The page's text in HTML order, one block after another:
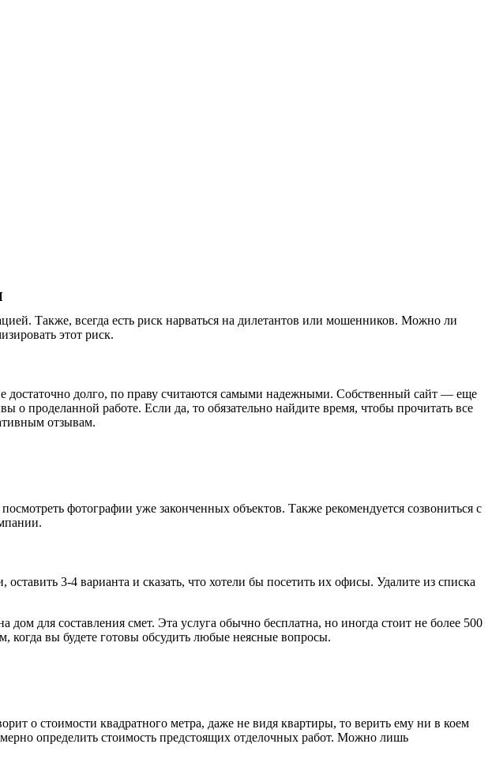
Также, всегда есть риск нарваться на дилетантов или мошенников. Можно ли
этот риск.
достаточно долго, по праву считаются самыми надежными. Собственный сайт — еще
проделанной работе. Если да, то обязательно найдите время, чтобы прочитать все
отзывам.
фотографии уже законченных объектов. Также рекомендуется созвониться с
3-4 варианта и сказать, что хотели бы посетить их офисы. Удалите из списка
для составления смет. Эта услуга обычно бесплатна, но иногда стоит не более 500
когда вы будете готовы обсудить любые неясные вопросы.
о стоимости квадратного метра, даже не видя квартиры, то верить ему ни в коем
определить стоимость предстоящих отделочных работ. Можно лишь